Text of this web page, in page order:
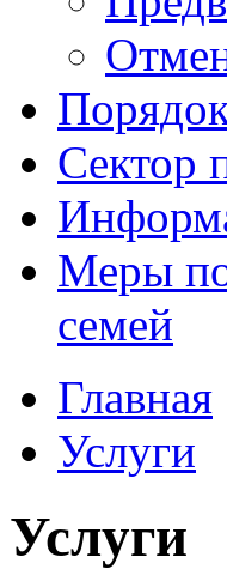
Сектор
Меры
семей
Главная
Услуги
Услуги